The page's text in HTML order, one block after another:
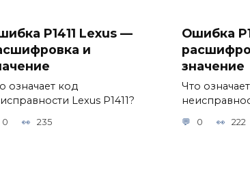
P1411 Lexus —
и
означает код
Lexus P1411?
0 235
Ошибка
значение
Что
0 222